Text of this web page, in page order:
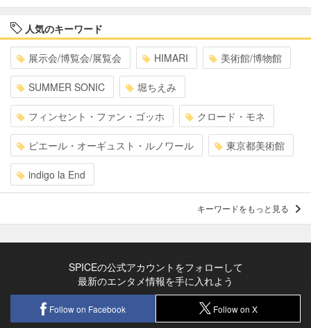
人気のキーワード
展示会/博覧会/展覧会 HIMARI 美術館/博物館
SUMMER SONIC 堀ちえみ
フィンセント・ファン・ゴッホ クロード・モネ
ピエール・オーギュスト・ルノワール 東京都美術館
indigo la End
キーワードをもっと見る
SPICEの公式アカウントをフォローして
最新のエンタメ情報を手に入れよう
Follow on Facebook Follow on X